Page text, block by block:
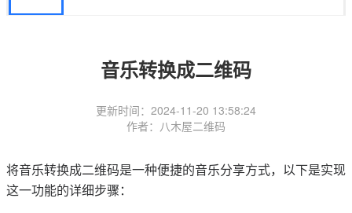
音乐转换成二维码
更新时间：2024-11-20 13:58:24
作者：八木屋二维码
将音乐转换成二维码是一种便捷的音乐分享方式，以下是实现
这一功能的详细步骤：